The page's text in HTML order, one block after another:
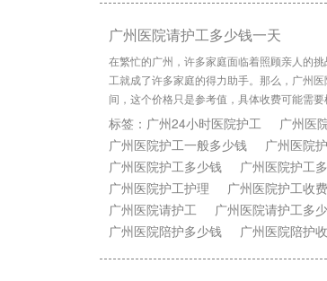
广州医院请护工多少钱一天
在繁忙的广州，许多家庭面临着照顾亲人的
工就成了许多家庭的得力助手。那么，广州
间，这个价格只是参考值，具体收费可能需
标签： 广州24小时医院护工 广州医
广州医院护工一般多少钱
广州医院
广州医院护工多少钱
广州医院护工
广州医院护工护理
广州医院护工收
广州医院请护工
广州医院请护工多
广州医院陪护多少钱
广州医院陪护